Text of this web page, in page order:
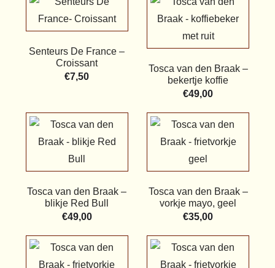
Senteurs De France –
Croissant
€7,50
Tosca van den Braak –
bekertje koffie
€49,00
Tosca van den Braak –
blikje Red Bull
€49,00
Tosca van den Braak –
vorkje mayo, geel
€35,00